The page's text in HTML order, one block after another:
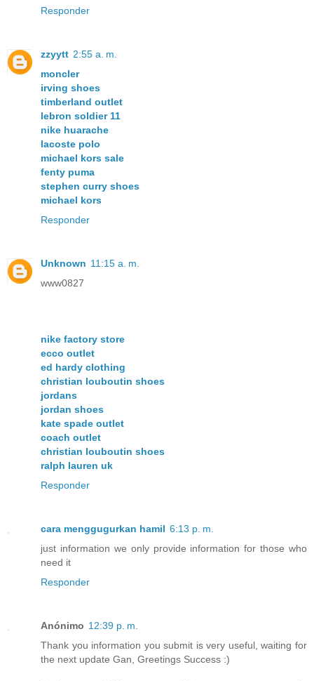
Responder
zzyytt 2:55 a. m.
moncler
irving shoes
timberland outlet
lebron soldier 11
nike huarache
lacoste polo
michael kors sale
fenty puma
stephen curry shoes
michael kors
Responder
Unknown 11:15 a. m.
www0827
nike factory store
ecco outlet
ed hardy clothing
christian louboutin shoes
jordans
jordan shoes
kate spade outlet
coach outlet
christian louboutin shoes
ralph lauren uk
Responder
cara menggugurkan hamil 6:13 p. m.
just information we only provide information for those who
need it
Responder
Anónimo 12:39 p. m.
Thank you information you submit is very useful, waiting for
the next update Gan, Greetings Success :)